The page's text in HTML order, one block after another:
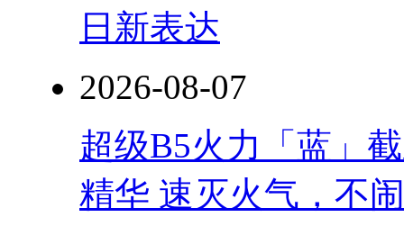
日新表达
2026-08-07
超级B5火力「蓝」
精华 速灭火气，不